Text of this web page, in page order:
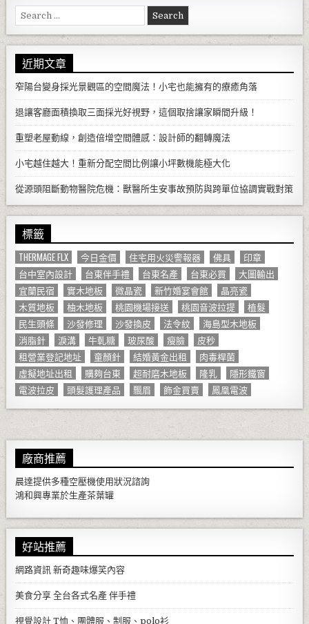
Search for:
近期文章
窄陽台變身採光景觀區的空間魔法！小宅也能擁有的療癒角落
退讓客廳面積換取三面採光好視野，這個取捨讓家瞬間升級！
重塑老屋動線，創造倍增空間體感：設計師的翻轉魔法
小宅越住越大！重新分配空間比例讓小坪數機能極大化
從源頭阻斷動物醫院危機：獸醫所生安事故預防與跨單位協調實戰對策
標籤
THERMAGE FLX 今日金價 住宅用火災警報器 佛具
印章
台中室內設計
台東伴手禮 台東名產 台東必買
大圖輸出
宜蘭民宿
實木地板 微晶瓷 新竹婚宴會館
晶亮瓷
木質地板
柚木地板 桃園機場接送 桃園音波拉提
植髮
民生頭條
沙發修理 沙發換皮 法令紋
海島型木地板
消脂針
淚溝 牛軋糖 玻尿酸 瘦臉
皮秒
租營業登記地址
童顏針 結婚黃金出租
肉毒桿菌
虛擬地址出租
購夠台東 超耐磨木地板 隆乳
隱形鐵窗
電波拉皮
頭髮護理產品 飄眉 飾金買賣 鳳凰電波
廠商推薦
晨達提供多種空壓機使用狀況諮詢
鴻和興專業於生產茶葉罐
好站推薦
網路資訊 新奇趣味爆笑內容
美食分享 全台各式名產 伴手禮
視覺設計 T恤、團體服、制服、polo衫